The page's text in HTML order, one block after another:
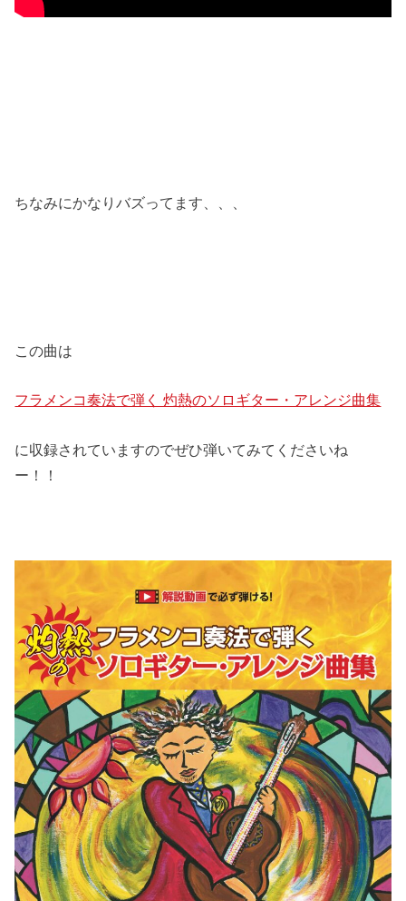
ちなみにかなりバズってます、、、
この曲は
フラメンコ奏法で弾く 灼熱のソロギター・アレンジ曲集
に収録されていますのでぜひ弾いてみてくださいね
ー！！